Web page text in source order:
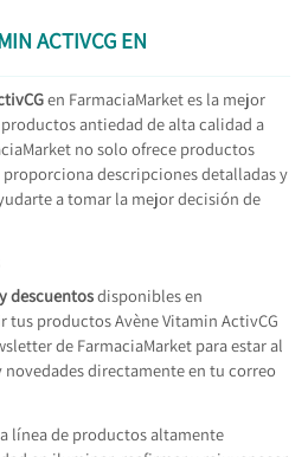
ACTIVCG EN
en FarmaciaMarket es la mejor
antiedad de alta calidad a
no solo ofrece productos
descripciones detalladas y
a tomar la mejor decisión de
descuentosdisponibles en
tus productos Avène Vitamin ActivCG
de FarmaciaMarket para estar al
directamente en tu correo
línea de productos altamente